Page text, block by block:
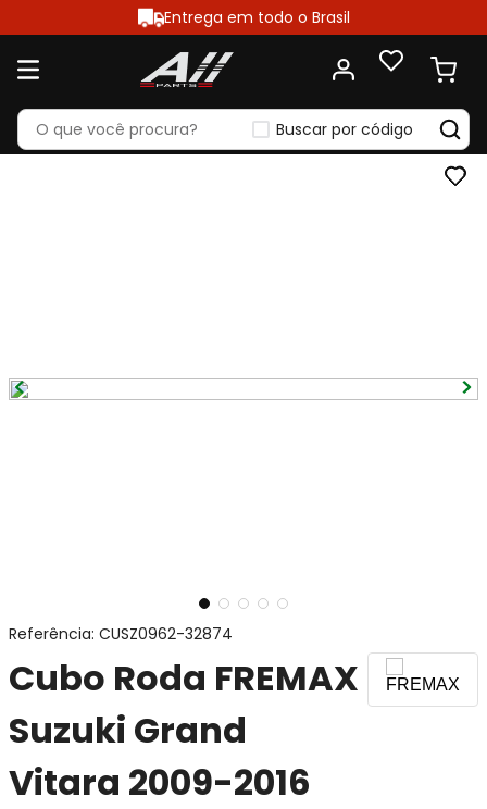
Entrega em todo o Brasil
Buscar por código
Referência: CUSZ0962-32874
Cubo Roda FREMAX
Suzuki Grand
Vitara 2009-2016